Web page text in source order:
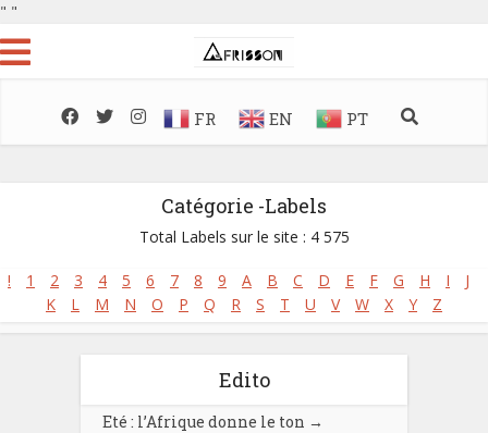
" "
FR EN PT
Catégorie -Labels
Total Labels sur le site : 4 575
! 1 2 3 4 5 6 7 8 9 A B C D E F G H I
J
K
L M N O P Q R S T U V W X Y Z
Edito
Eté : l’Afrique donne le ton →